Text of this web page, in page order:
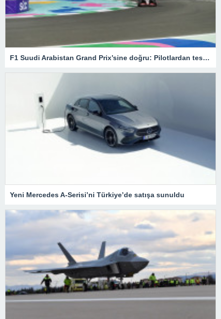
F1 Suudi Arabistan Grand Prix’sine doğru: Pilotlardan test sürüşleri – Son Dakika Spor Haberleri
Yeni Mercedes A-Serisi’ni Türkiye’de satışa sunuldu